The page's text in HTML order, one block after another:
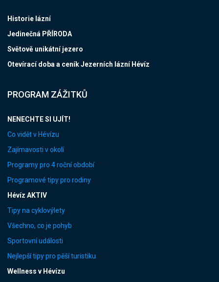
Historie lázní
Jedinečná PŘÍRODA
Světově unikátní jezero
Otevírací doba a ceník Jezerních lázní Hévíz
PROGRAM ZÁŽITKŮ
NENECHTE SI UJÍT!
Co vidět v Hévízu
Zajímavosti v okolí
Programy pro 4 roční období
Programové tipy pro rodiny
Hévíz AKTIV
Tipy na cyklovýlety
Všechno, co je pohyb
Sportovní události
Nejlepší tipy pro pěší turistiku
Wellness v Hévízu